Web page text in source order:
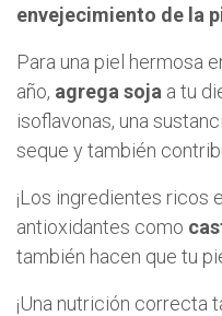
envejecimiento de la
Para una piel hermosa
año, agrega soja a tu
isoflavonas, una
seque y también
¡Los ingredientes ricos
antioxidantes como
también hacen que tu
¡Una nutrición correcta